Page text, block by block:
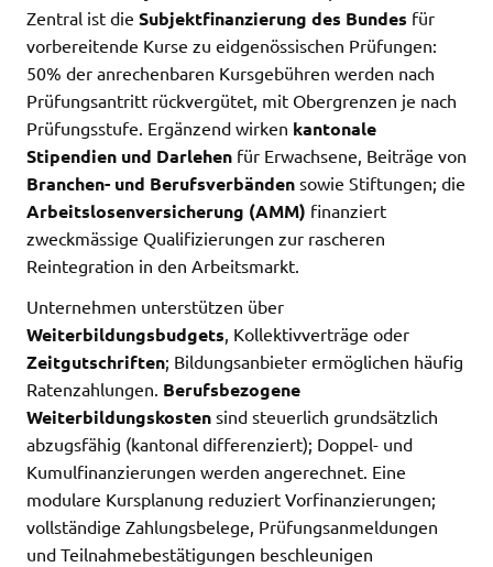
Zentral ist die Subjektfinanzierung des Bundes für
vorbereitende Kurse zu eidgenössischen Prüfungen:
50% der anrechenbaren Kursgebühren werden nach
Prüfungsantritt rückvergütet, mit Obergrenzen je nach
Prüfungsstufe. Ergänzend wirken kantonale
Stipendien und Darlehen für Erwachsene, Beiträge von
Branchen- und Berufsverbänden sowie Stiftungen; die
Arbeitslosenversicherung (AMM) finanziert
zweckmässige Qualifizierungen zur rascheren
Reintegration in den Arbeitsmarkt.
Unternehmen unterstützen über
Weiterbildungsbudgets, Kollektivverträge oder
Zeitgutschriften; Bildungsanbieter ermöglichen häufig
Ratenzahlungen. Berufsbezogene
Weiterbildungskosten sind steuerlich grundsätzlich
abzugsfähig (kantonal differenziert); Doppel- und
Kumulfinanzierungen werden angerechnet. Eine
modulare Kursplanung reduziert Vorfinanzierungen;
vollständige Zahlungsbelege, Prüfungsanmeldungen
und Teilnahmebestätigungen beschleunigen